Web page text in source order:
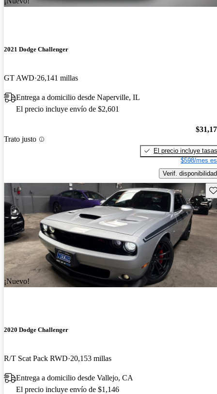
2021 Dodge Challenger
GT AWD 26,141 millas
Entrega a domicilio desde Naperville, IL
El precio incluye envío de $2,601
Trato justo
El precio incluye tasas
$598/mes
Verif. disponibilidad
¡Nuevo!
2020 Dodge Challenger
R/T Scat Pack RWD 20,153 millas
Entrega a domicilio desde Vallejo, CA
El precio incluye envío de $1,146